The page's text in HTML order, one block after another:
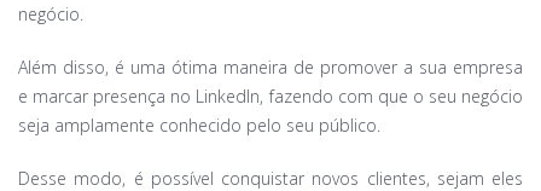
negócio.
Além disso, é uma ótima maneira de promover a sua empresa
e marcar presença no LinkedIn, fazendo com que o seu negócio
seja amplamente conhecido pelo seu público.
Desse modo, é possível conquistar novos clientes, sejam eles